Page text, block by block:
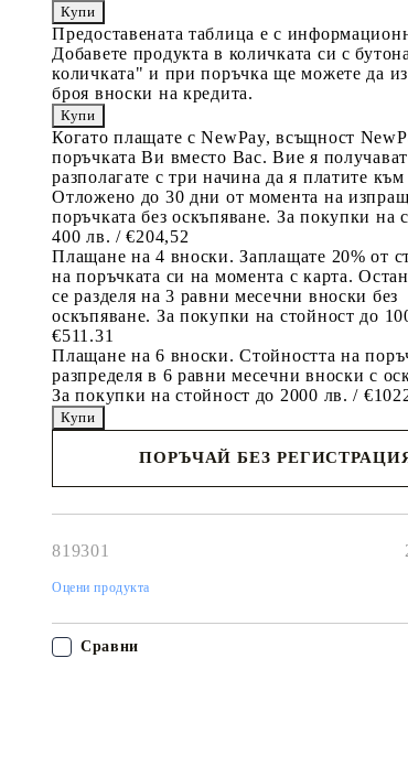
Предоставената таблица е с
Добавете продукта в количката си с
количката" и при поръчка ще можете да
броя вноски на кредита.
Когато плащате с NewPay, всъщност
поръчката Ви вместо Вас. Вие я
разполагате с три начина да я платите към
Отложено до 30 дни от момента на
поръчката без оскъпяване. За покупки на
400 лв. / €204,52
Плащане на 4 вноски. Заплащате 20% от
на поръчката си на момента с карта.
се разделя на 3 равни месечни вноски без
оскъпяване. За покупки на стойност до
€511.31
Плащане на 6 вноски. Стойността на
разпределя в 6 равни месечни вноски с
За покупки на стойност до 2000 лв. /
ПОРЪЧАЙ БЕЗ
819301
Оцени продукта
Сравни